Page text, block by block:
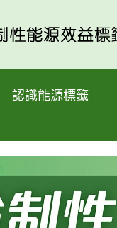
認識能源標籤